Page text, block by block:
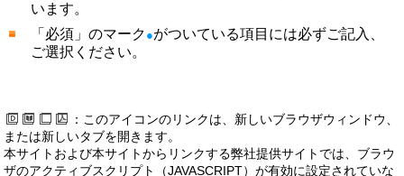
います。
「必須」のマーク ●がついている項目には必ずご記入、
ご選択ください。
：このアイコンのリンクは、新しいブラウザウィンドウ、
または新しいタブを開きます。
本サイトおよび本サイトからリンクする弊社提供サイトでは、ブラウ
ザのアクティブスクリプト（JAVASCRIPT）が有効に設定されていな